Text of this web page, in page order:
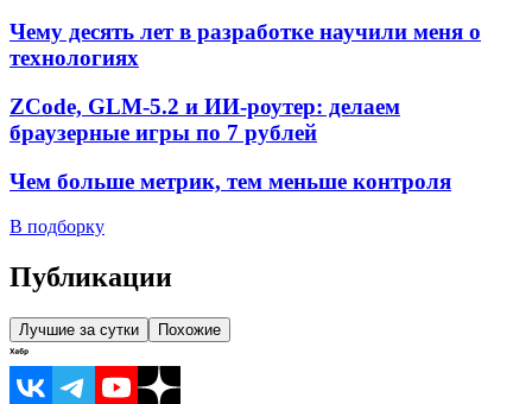
Чему десять лет в разработке научили меня о
технологиях
ZCode, GLM-5.2 и ИИ-роутер: делаем
браузерные игры по 7 рублей
Чем больше метрик, тем меньше контроля
В подборку
Публикации
Лучшие за сутки Похожие